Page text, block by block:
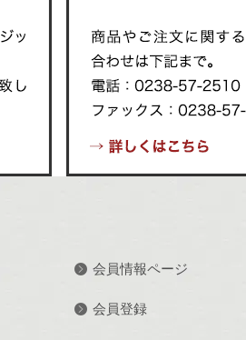
会員情報ページ
会員登録